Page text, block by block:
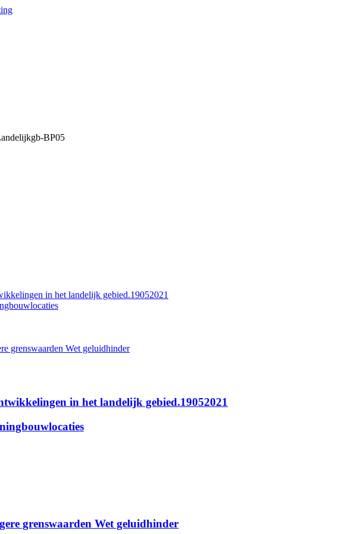
BP05
in het landelijk gebied.19052021
grenswaarden Wet geluidhinder
in het landelijk gebied.19052021
grenswaarden Wet geluidhinder